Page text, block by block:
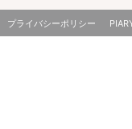
プライバシーポリシー